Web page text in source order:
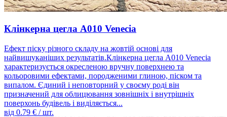
Клінкерна цегла A010 Venecia
Ефект піску різного складу на жовтій основі для
найвишуканіших результатів.Клінкерна цегла A010 Venecia
характеризується окресленою вручну поверхнею та
кольоровими ефектами, породженими глиною, піском та
випалом. Єдиний і неповторний у своєму роді він
призначений для облицювання зовнішніх і внутрішніх
поверхонь будівель і виділяється...
від 0.79 € / шт.